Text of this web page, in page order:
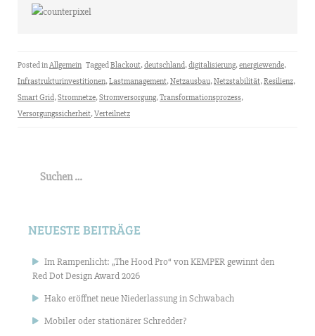
Posted inAllgemein TaggedBlackout,deutschland,digitalisierung,energiewende,
Infrastrukturinvestitionen,Lastmanagement,Netzausbau,Netzstabilität,Resilienz,
Smart Grid,Stromnetze,Stromversorgung,Transformationsprozess,
Versorgungssicherheit,Verteilnetz
nach:
NEUESTE BEITRÄGE
Im Rampenlicht: „The Hood Pro“ von KEMPER gewinnt den
Red Dot Design Award 2026
Hako eröffnet neue Niederlassung in Schwabach
Mobiler oder stationärer Schredder?